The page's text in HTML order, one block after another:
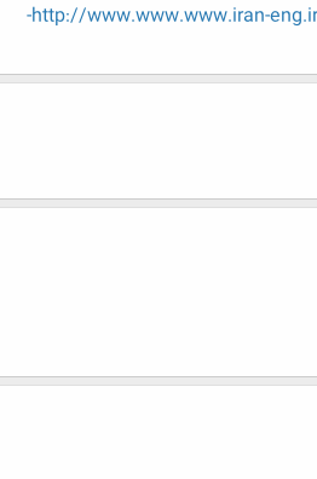
http://www.www.www.iran-eng.ir/showthread.php/216820-